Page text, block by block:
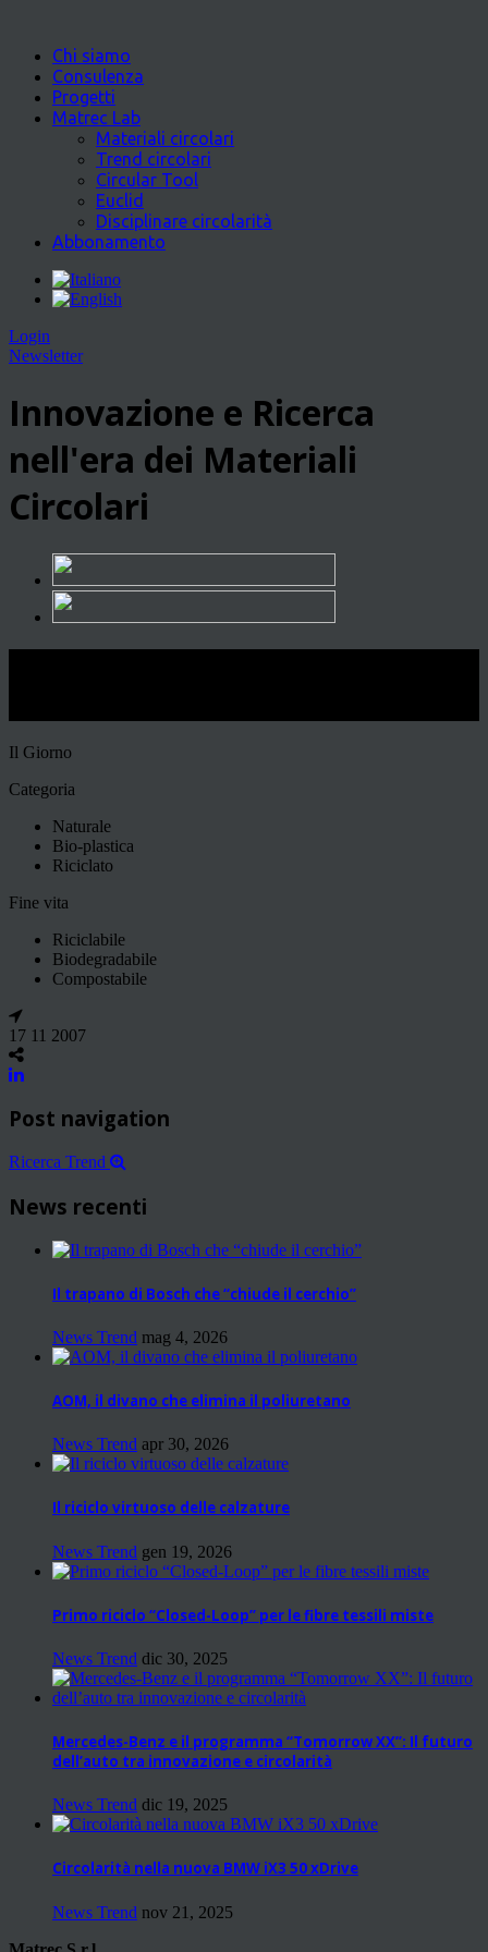
Chi siamo
Consulenza
Progetti
Matrec Lab
Materiali circolari
Trend circolari
Circular Tool
Euclid
Disciplinare circolarità
Abbonamento
Login
Newsletter
Innovazione e Ricerca
nell'era dei Materiali
Circolari
Il Giorno
Categoria
Naturale
Bio-plastica
Riciclato
Fine vita
Riciclabile
Biodegradabile
Compostabile
17 11 2007
Post navigation
Ricerca Trend
News recenti
Il trapano di Bosch che “chiude il cerchio”
News Trend mag 4, 2026
AOM, il divano che elimina il poliuretano
News Trend apr 30, 2026
Il riciclo virtuoso delle calzature
News Trend gen 19, 2026
Primo riciclo “Closed-Loop” per le fibre tessili miste
News Trend dic 30, 2025
Mercedes-Benz e il programma “Tomorrow XX”: Il futuro
dell’auto tra innovazione e circolarità
News Trend dic 19, 2025
Circolarità nella nuova BMW iX3 50 xDrive
News Trend nov 21, 2025